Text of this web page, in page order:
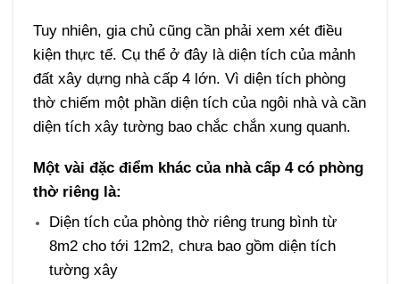
Tuy nhiên, gia chủ cũng cần phải xem xét điều
kiện thực tế. Cụ thể ở đây là diện tích của mảnh
đất xây dựng nhà cấp 4 lớn. Vì diện tích phòng
thờ chiếm một phần diện tích của ngôi nhà và cần
diện tích xây tường bao chắc chắn xung quanh.
Một vài đặc điểm khác của nhà cấp 4 có phòng
thờ riênglà:
Diện tích của phòng thờ riêng trung bình từ
8m2 cho tới 12m2, chưa bao gồm diện tích
tường xây